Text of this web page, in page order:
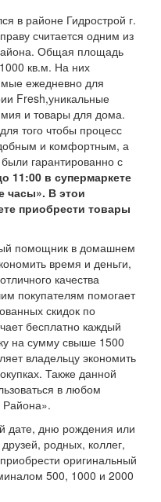
в районе Гидрострой г.
считается одним из
Общая площадь
кв.м. На них
ежедневно для
Fresh,уникальные
и товары для дома.
того чтобы процесс
и комфортным, а
гарантированно с
11:00 в супермаркете
часы». В этои
приобрести товары
помощник в домашнем
время и деньги,
качества
покупателям помогает
скидок по
бесплатно каждый
на сумму свыше 1500
владельцу экономить
Также данной
в любом
Района».
дате, дню рождения или
родных, коллег,
оригинальный
500, 1000 и 2000